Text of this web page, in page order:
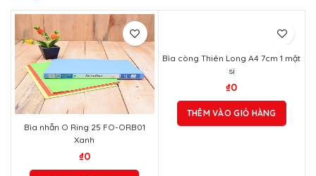
Bìa nhẫn O Ring 25 FO-ORB01
Xanh
₫0
Bìa còng Thiên Long A4 7cm 1 mặt
si
₫0
THÊM VÀO GIỎ HÀNG